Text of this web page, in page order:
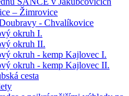
– Žimrovice
- Chvalíkovice
okruh I.
okruh II.
okruh - kemp Kajlovec I.
okruh - kemp Kajlovec II.
cesta